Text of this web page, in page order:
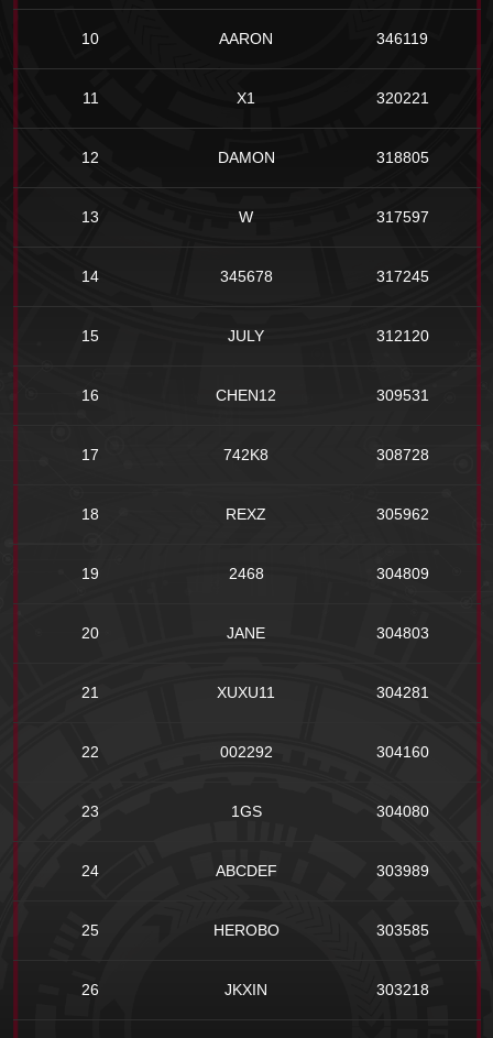
10 AARON 346119
11 X1 320221
12 DAMON 318805
13 W 317597
14 345678 317245
15 JULY 312120
16 CHEN12 309531
17 742K8 308728
18 REXZ 305962
19 2468 304809
20 JANE 304803
21 XUXU11 304281
22 002292 304160
23 1GS 304080
24 ABCDEF 303989
25 HEROBO 303585
26 JKXIN 303218